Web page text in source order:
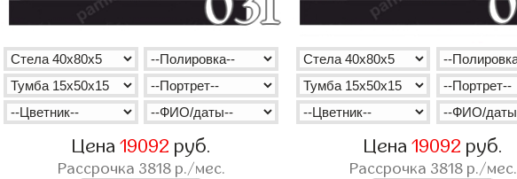
Цена 19092 руб.
Рассрочка 3818р./мес.
Цена 19092 руб.
Рассрочка 3818р./мес.